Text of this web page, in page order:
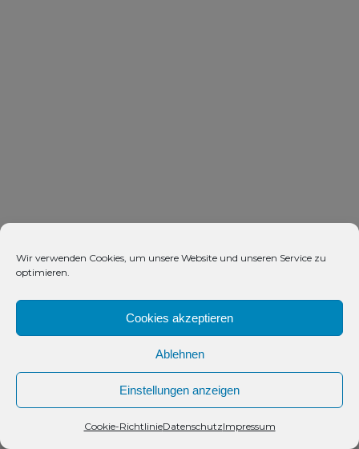
Wir verwenden Cookies, um unsere Website und unseren Service zu
optimieren.
Cookies akzeptieren
Ablehnen
Einstellungen anzeigen
Cookie-RichtlinieDatenschutzImpressum
Kontakt